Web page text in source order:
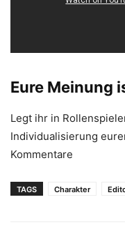
Eure Meinung
Legt ihr in
Individualisierung
Kommentare
TAGS Charakter